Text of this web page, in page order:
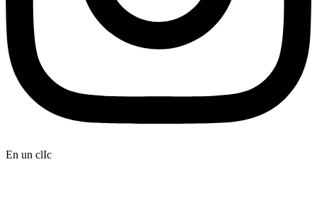
En un clIc